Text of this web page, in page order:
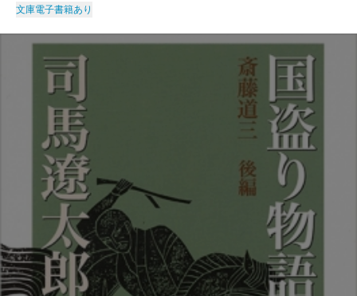
文庫電子書籍あり